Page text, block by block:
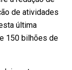
de atividades
última
150 bilhões de